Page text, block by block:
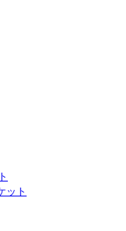
ット